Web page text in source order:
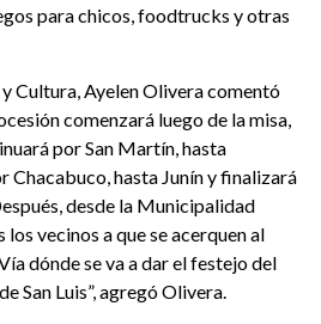
para chicos, foodtrucks y otras
Cultura, Ayelen Olivera comentó
comenzará luego de la misa,
por San Martín, hasta
Chacabuco, hasta Junín y finalizará
desde la Municipalidad
vecinos a que se acerquen al
dónde se va a dar el festejo del
San Luis”, agregó Olivera.